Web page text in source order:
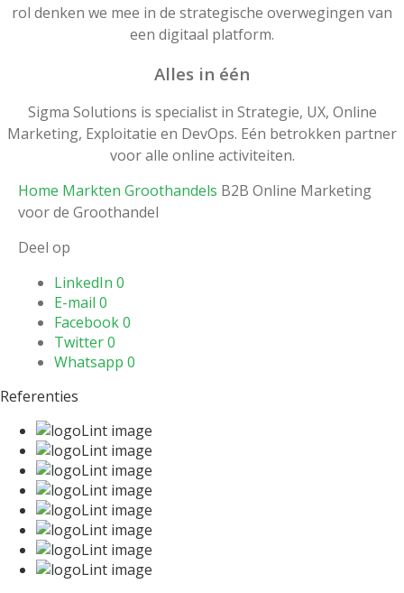
rol denken we mee in de strategische overwegingen van
een digitaal platform.
Alles in één
Sigma Solutions is specialist in Strategie, UX, Online
Marketing, Exploitatie en DevOps. Eén betrokken partner
voor alle online activiteiten.
Home Markten Groothandels B2B Online Marketing
voor de Groothandel
Deel op
LinkedIn 0
E-mail 0
Facebook0
Twitter0
Whatsapp 0
Referenties